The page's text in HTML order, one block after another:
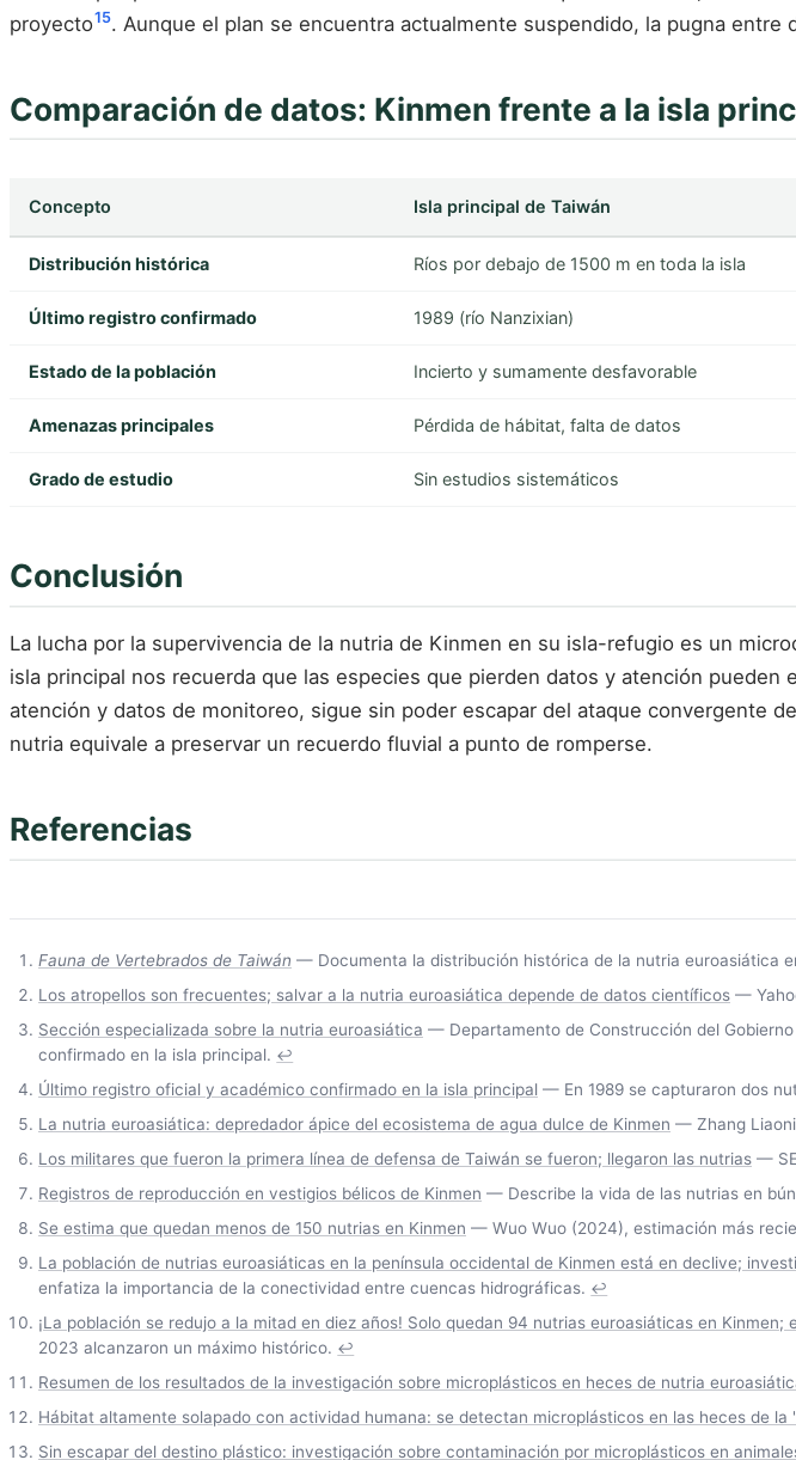
proyecto15. Aunque el plan se encuentra actualmente suspendido, la pugna entre
Comparación de datos: Kinmen frente a la isla
Concepto Isla principal de Taiwán
Distribución histórica Ríos por debajo de 1500 m en toda la isla
Último registro confirmado 1989 (río Nanzixian)
Estado de la población Incierto y sumamente desfavorable
Amenazas principales Pérdida de hábitat, falta de datos
Grado de estudio Sin estudios sistemáticos
Conclusión
La lucha por la supervivencia de la nutria de Kinmen en su isla-refugio es un
isla principal nos recuerda que las especies que pierden datos y atención
atención y datos de monitoreo, sigue sin poder escapar del ataque convergente
nutria equivale a preservar un recuerdo fluvial a punto de romperse.
Referencias
Fauna de Vertebrados de Taiwán — Documenta la distribución histórica de la nutria euroasiática
Los atropellos son frecuentes; salvar a la nutria euroasiática depende de datos científicos —
Sección especializada sobre la nutria euroasiática — Departamento de Construcción del
confirmado en la isla principal. ↩
Último registro oficial y académico confirmado en la isla principal — En 1989 se capturaron dos
La nutria euroasiática: depredador ápice del ecosistema de agua dulce de Kinmen — Zhang
Los militares que fueron la primera línea de defensa de Taiwán se fueron; llegaron las nutrias —
Registros de reproducción en vestigios bélicos de Kinmen — Describe la vida de las nutrias en
Se estima que quedan menos de 150 nutrias en Kinmen — Wuo Wuo (2024), estimación más
La población de nutrias euroasiáticas en la península occidental de Kinmen está en declive;
enfatiza la importancia de la conectividad entre cuencas hidrográficas. ↩
¡La población se redujo a la mitad en diez años! Solo quedan 94 nutrias euroasiáticas en
2023 alcanzaron un máximo histórico. ↩
Resumen de los resultados de la investigación sobre microplásticos en heces de nutria
Hábitat altamente solapado con actividad humana: se detectan microplásticos en las heces de la
Sin escapar del destino plástico: investigación sobre contaminación por microplásticos en